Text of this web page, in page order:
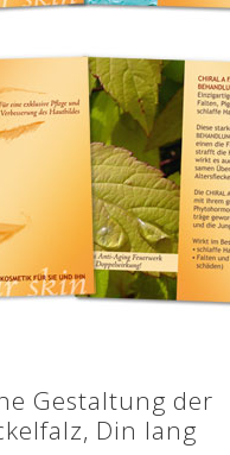
Gestaltung der
Din lang